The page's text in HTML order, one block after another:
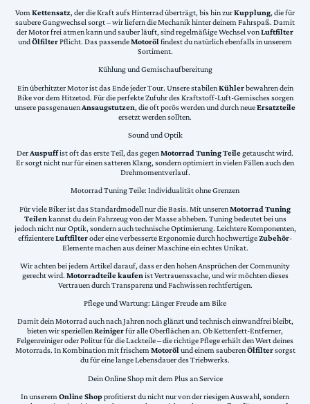
VomKettensatz, der die Kraft aufs Hinterrad überträgt, bis hin zurKupplung, die für
saubere Gangwechsel sorgt – wir liefern die Mechanik hinter deinem Fahrspaß. Damit
der Motor frei atmen kann und sauber läuft, sind regelmäßige Wechsel vonLuftfilter
undÖlfilterPflicht. Das passendeMotorölfindest du natürlich ebenfalls in unserem
Sortiment.
Kühlung und Gemischaufbereitung
Ein überhitzter Motor ist das Ende jeder Tour. Unsere stabilenKühlerbewahren dein
Bike vor dem Hitzetod. Für die perfekte Zufuhr des Kraftstoff-Luft-Gemisches sorgen
unsere passgenauenAnsaugstutzen, die oft porös werden und durch neueErsatzteile
ersetzt werden sollten.
Sound und Optik
DerAuspuffist oft das erste Teil, das gegenMotorrad Tuning Teilegetauscht wird.
Er sorgt nicht nur für einen satteren Klang, sondern optimiert in vielen Fällen auch den
Drehmomentverlauf.
Motorrad Tuning Teile: Individualität ohne Grenzen
Für viele Biker ist das Standardmodell nur die Basis. Mit unserenMotorrad Tuning
Teilen kannst du dein Fahrzeug von der Masse abheben. Tuning bedeutet bei uns
jedoch nicht nur Optik, sondern auch technische Optimierung. Leichtere Komponenten,
effizientereLuftfilteroder eine verbesserte Ergonomie durch hochwertigeZubehör-
Elemente machen aus deiner Maschine ein echtes Unikat.
Wir achten bei jedem Artikel darauf, dass er den hohen Ansprüchen der Community
gerecht wird. Motorradteile kaufen ist Vertrauenssache, und wir möchten dieses
Vertrauen durch Transparenz und Fachwissen rechtfertigen.
Pflege und Wartung: Länger Freude am Bike
Damit dein Motorrad auch nach Jahren noch glänzt und technisch einwandfrei bleibt,
bieten wir speziellenReinigerfür alle Oberflächen an. Ob Kettenfett-Entferner,
Felgenreiniger oder Politur für die Lackteile – die richtige Pflege erhält den Wert deines
Motorrads. In Kombination mit frischemMotorölund einem sauberenÖlfiltersorgst
du für eine lange Lebensdauer des Triebwerks.
Dein Online Shop mit dem Plus an Service
In unserem Online Shopprofitierst du nicht nur von der riesigen Auswahl, sondern